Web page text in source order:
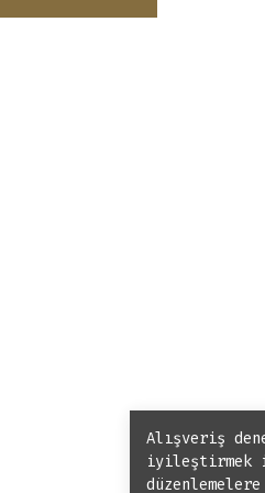
Alışveriş
iyileştirmek